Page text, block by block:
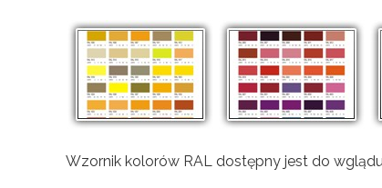
Wzornik kolorów RAL dostępny jest do